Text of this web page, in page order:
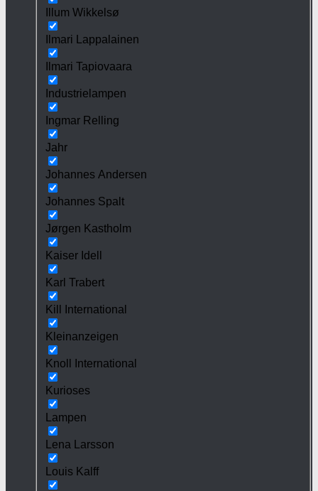
Illum Wikkelsø
Ilmari Lappalainen
Ilmari Tapiovaara
Industrielampen
Ingmar Relling
Jahr
Johannes Andersen
Johannes Spalt
Jørgen Kastholm
Kaiser Idell
Karl Trabert
Kill International
Kleinanzeigen
Knoll International
Kurioses
Lampen
Lena Larsson
Louis Kalff